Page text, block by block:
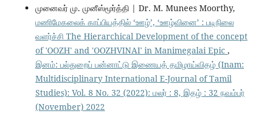
முனைவர் மு. முனீஸ்மூர்த்தி | Dr. M. Munees Moorthy,
மணிமேகலைக் காப்பியத்தில் ‘ஊழ்’, ‘ஊழ்வினை’ : படிநிலை
வளர்ச்சி The Hierarchical Development of the concept
of 'OOZH' and 'OOZHVINAI' in Manimegalai Epic ,
இனம்: பல்துறைப் பன்னாட்டு இணையத் தமிழாய்விதழ் (Inam:
Multidisciplinary International E-Journal of Tamil
Studies): Vol. 8 No. 32 (2022): மலர் : 8, இதழ் : 32 நவம்பர்
(November) 2022